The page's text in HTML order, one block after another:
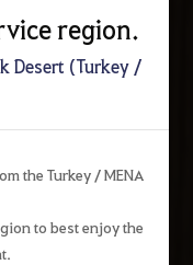
region.
Desert (Turkey /
the Turkey / MENA
to best enjoy the